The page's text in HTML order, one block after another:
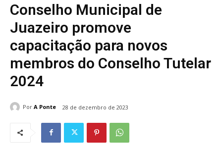
Conselho Municipal de
Juazeiro promove
capacitação para novos
membros do Conselho Tutelar
2024
Por A Ponte 28 de dezembro de 2023